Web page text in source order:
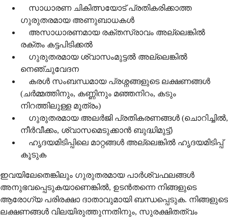
സാധാരണ ചികിത്സയോട് പ്രതികരിക്കാത്ത
ഗുരുതരമായ അണുബാധകൾ
അസാധാരണമായ രക്തസ്രാവം അല്ലെങ്കിൽ
രക്തം കട്ടപിടിക്കൽ
ഗുരുതരമായ ശ്വാസംമുട്ടൽ അല്ലെങ്കിൽ
നെഞ്ചുവേദന
കരൾ സംബന്ധമായ പ്രശ്നങ്ങളുടെ ലക്ഷണങ്ങൾ
(ചർമ്മത്തിനും, കണ്ണിനും മഞ്ഞനിറം, കടും
നിറത്തിലുള്ള മൂത്രം)
ഗുരുതരമായ അലർജി പ്രതികരണങ്ങൾ (ചൊറിച്ചിൽ,
നീർവീക്കം, ശ്വാസമെടുക്കാൻ ബുദ്ധിമുട്ട്)
ഹൃദയമിടിപ്പിലെ മാറ്റങ്ങൾ അല്ലെങ്കിൽ ഹൃദയമിടിപ്പ്
കൂടുക
ഇവയിലേതെങ്കിലും ഗുരുതരമായ പാർശ്വഫലങ്ങൾ
അനുഭവപ്പെടുകയാണെങ്കിൽ, ഉടൻതന്നെ നിങ്ങളുടെ
ആരോഗ്യ പരിരക്ഷാ ദാതാവുമായി ബന്ധപ്പെടുക. നിങ്ങളുടെ
ലക്ഷണങ്ങൾ വിലയിരുത്തുന്നതിനും, സുരക്ഷിതത്വം